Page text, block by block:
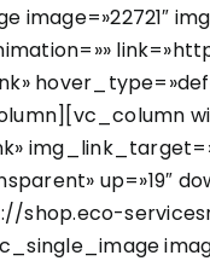
image=»22721″
up=»19″
shop.eco-